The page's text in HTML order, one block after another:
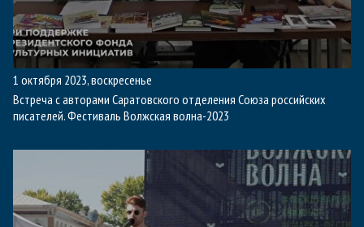
1 октября 2023, воскресенье
Встреча с авторами Саратовского отделения Союза российских
писателей. Фестиваль Волжская волна-2023